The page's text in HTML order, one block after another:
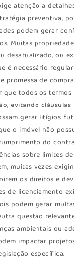
atenção a
preventiva,
podem gerar
Muitas
desatualizado, ou
é necessário
promessa de
todos os termos
evitando cláusulas
gerar litígios
o imóvel não
do
sobre limites
muitas vezes
os direitos e
de licenciamento
podem gerar
questão
ambientais ou
impactar
específica.